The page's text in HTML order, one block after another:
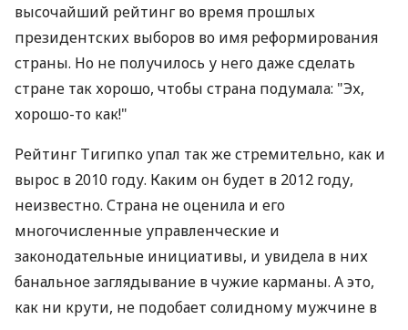
высочайший рейтинг во время прошлых
президентских выборов во имя реформирования
страны. Но не получилось у него даже сделать
стране так хорошо, чтобы страна подумала: "Эх,
хорошо-то как!"
Рейтинг Тигипко упал так же стремительно, как и
вырос в 2010 году. Каким он будет в 2012 году,
неизвестно. Страна не оценила и его
многочисленные управленческие и
законодательные инициативы, и увидела в них
банальное заглядывание в чужие карманы. А это,
как ни крути, не подобает солидному мужчине в